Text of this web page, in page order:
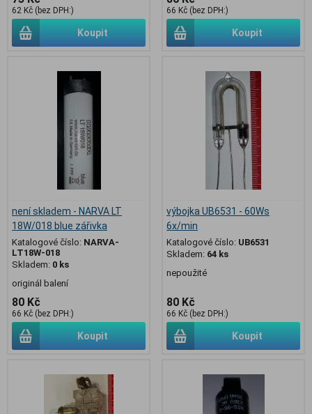
62 Kč (bez DPH:)
Koupit
66 Kč (bez DPH:)
Koupit
není skladem - NARVA LT
18W/018 blue zářivka
Katalogové číslo: NARVA-
LT18W-018
Skladem: 0 ks
originál balení
80 Kč
66 Kč (bez DPH:)
Koupit
výbojka UB6531 - 60Ws
6x/min
Katalogové číslo: UB6531
Skladem: 64 ks
nepoužité
80 Kč
66 Kč (bez DPH:)
Koupit